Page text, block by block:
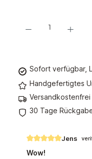
Sofort verfügbar,
Handgefertigtes
30 Tage
Bewertung mit 5
Jens
Wow!